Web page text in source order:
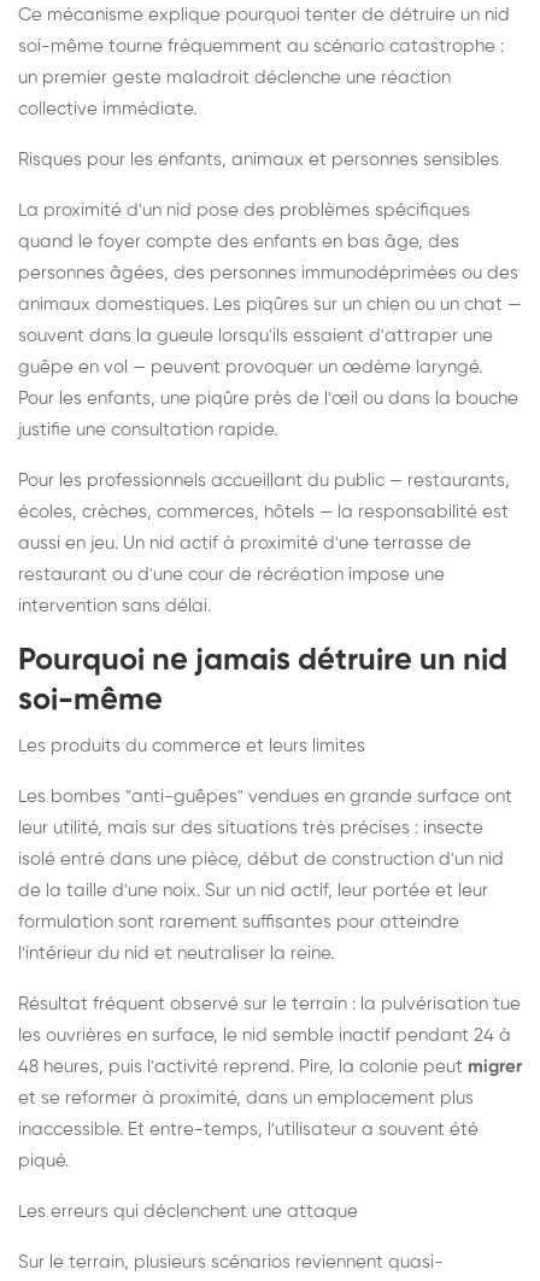
Ce mécanisme explique pourquoi tenter de détruire un nid
soi-même tourne fréquemment au scénario catastrophe :
un premier geste maladroit déclenche une réaction
collective immédiate.
Risques pour les enfants, animaux et personnes sensibles
La proximité d'un nid pose des problèmes spécifiques
quand le foyer compte des enfants en bas âge, des
personnes âgées, des personnes immunodéprimées ou des
animaux domestiques. Les piqûres sur un chien ou un chat —
souvent dans la gueule lorsqu'ils essaient d'attraper une
guêpe en vol — peuvent provoquer un œdème laryngé.
Pour les enfants, une piqûre près de l'œil ou dans la bouche
justifie une consultation rapide.
Pour les professionnels accueillant du public — restaurants,
écoles, crèches, commerces, hôtels — la responsabilité est
aussi en jeu. Un nid actif à proximité d'une terrasse de
restaurant ou d'une cour de récréation impose une
intervention sans délai.
Pourquoi ne jamais détruire un nid
soi-même
Les produits du commerce et leurs limites
Les bombes "anti-guêpes" vendues en grande surface ont
leur utilité, mais sur des situations très précises : insecte
isolé entré dans une pièce, début de construction d'un nid
de la taille d'une noix. Sur un nid actif, leur portée et leur
formulation sont rarement suffisantes pour atteindre
l'intérieur du nid et neutraliser la reine.
Résultat fréquent observé sur le terrain : la pulvérisation tue
les ouvrières en surface, le nid semble inactif pendant 24 à
48 heures, puis l'activité reprend. Pire, la colonie peut migrer
et se reformer à proximité, dans un emplacement plus
inaccessible. Et entre-temps, l'utilisateur a souvent été
piqué.
Les erreurs qui déclenchent une attaque
Sur le terrain, plusieurs scénarios reviennent quasi-